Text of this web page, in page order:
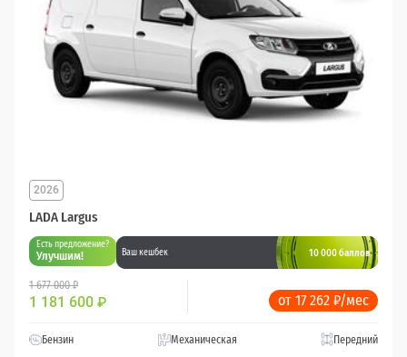
LADA Largus
2026
Есть предложение?
Улучшим! Ваш кешбек 10 000 баллов
1 677 000 ₽
1 181 600 ₽ от 17 262 ₽/мес
Бензин Механическая Передний